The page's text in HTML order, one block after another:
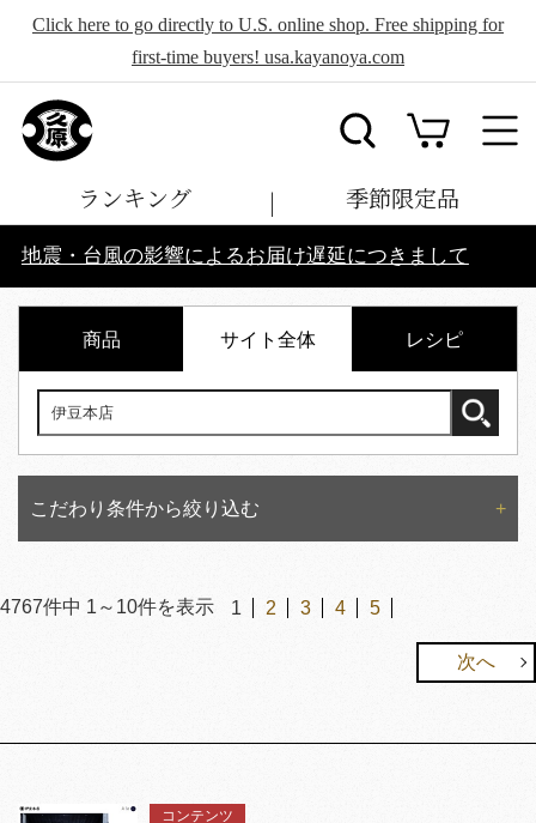
Click here to go directly to U.S. online shop. Free shipping for
first-time buyers! usa.kayanoya.com
ランキング 季節限定品
地震・台風の影響によるお届け遅延につきまして
商品 サイト全体 レシピ
こだわり条件から絞り込む
4767件中 1 ～ 10件を表示 1 2 3 4 5
次へ
コンテンツ